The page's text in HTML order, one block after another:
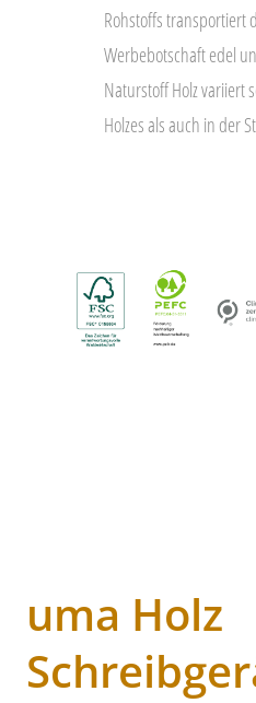
Rohstoffs transportiert
Werbebotschaft edel
Naturstoff Holz variiert
Holzes als auch in der
uma Holz